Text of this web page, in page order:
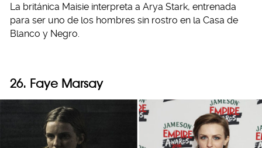
La británica Maisie interpreta a Arya Stark, entrenada
para ser uno de los hombres sin rostro en la Casa de
Blanco y Negro.
26. Faye Marsay